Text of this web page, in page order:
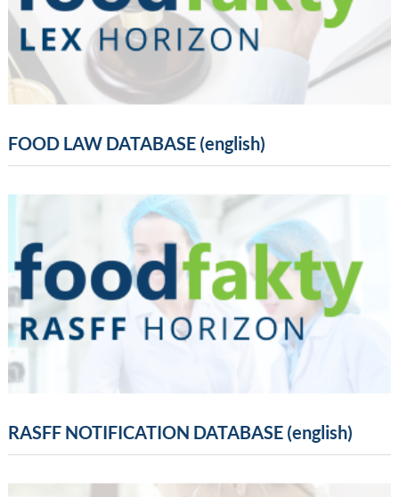
FOOD LAW DATABASE (english)
RASFF NOTIFICATION DATABASE (english)